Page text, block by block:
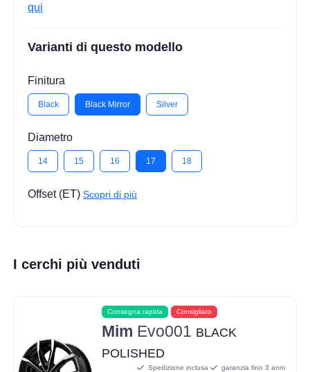
qui
Varianti di questo modello
Finitura
Black Black Mirror Silver
Diametro
14 15 16 17 18
Offset (ET)Scopri di più
I cerchi più venduti
Consegna rapida Consigliato
Mim Evo001 BLACK
POLISHED
Spedizione inclusa garanzia fino 3 anni